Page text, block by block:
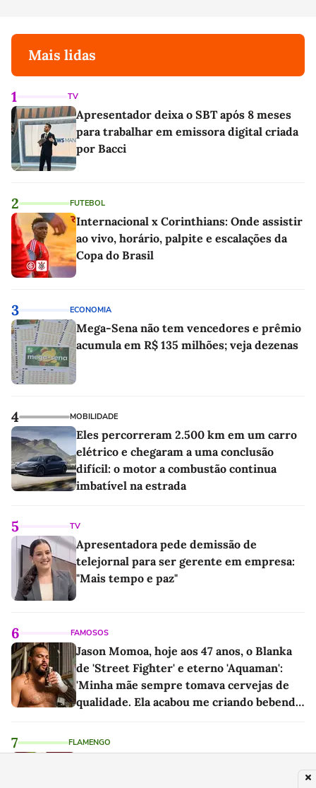
Mais lidas
1 TV
Apresentador deixa o SBT após 8 meses
para trabalhar em emissora digital criada
por Bacci
2 FUTEBOL
Internacional x Corinthians: Onde assistir
ao vivo, horário, palpite e escalações da
Copa do Brasil
3 ECONOMIA
Mega-Sena não tem vencedores e prêmio
acumula em R$ 135 milhões; veja dezenas
4 MOBILIDADE
Eles percorreram 2.500 km em um carro
elétrico e chegaram a uma conclusão
difícil: o motor a combustão continua
imbatível na estrada
5 TV
Apresentadora pede demissão de
telejornal para ser gerente em empresa:
"Mais tempo e paz"
6 FAMOSOS
Jason Momoa, hoje aos 47 anos, o Blanka
de 'Street Fighter' e eterno 'Aquaman':
'Minha mãe sempre tomava cervejas de
qualidade. Ela acabou me criando bebendo
7 FLAMENGO